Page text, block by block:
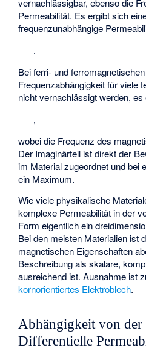
Permeabilität. Es ergibt sich
frequenzunabhängige
.
Bei ferri- und
Frequenzabhängigkeit für viele
nicht vernachlässigt werden, es
,
wobeidie Frequenz des
Der Imaginärteil ist direkt der
im Material zugeordnet und bei
ein Maximum.
Wie viele physikalische
komplexe Permeabilität in der
Form eigentlich ein
Bei den meisten Materialien ist
magnetischen Eigenschaften
Beschreibung als skalare,
ausreichend ist. Ausnahme ist
kornorientiertes Elektroblech.
Abhängigkeit von der
Differentielle